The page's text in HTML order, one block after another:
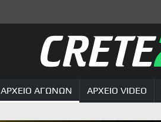
ΑΡΧΕΙΟ ΑΓΩΝΩΝ ΑΡΧΕΙΟ VIDEO